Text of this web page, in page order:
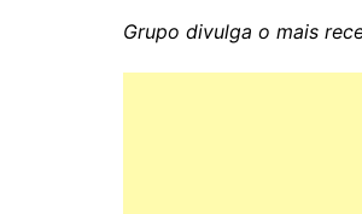
Grupo divulga o mais